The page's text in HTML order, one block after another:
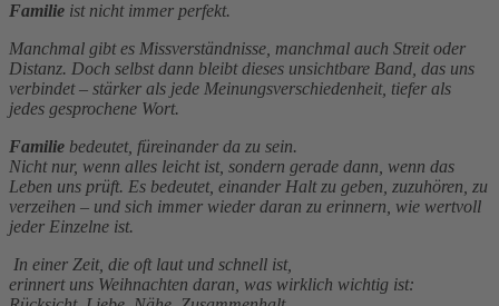
Familie ist nicht immer perfekt.
Manchmal gibt es Missverständnisse, manchmal auch Streit oder
Distanz. Doch selbst dann bleibt dieses unsichtbare Band, das uns
verbindet – stärker als jede Meinungsverschiedenheit, tiefer als
jedes gesprochene Wort.
Familie bedeutet, füreinander da zu sein.
Nicht nur, wenn alles leicht ist, sondern gerade dann, wenn das
Leben uns prüft. Es bedeutet, einander Halt zu geben, zuzuhören, zu
verzeihen – und sich immer wieder daran zu erinnern, wie wertvoll
jeder Einzelne ist.
In einer Zeit, die oft laut und schnell ist,
erinnert uns Weihnachten daran, was wirklich wichtig ist: